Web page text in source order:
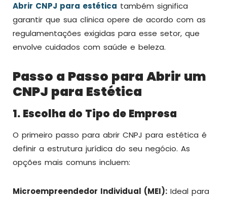
Abrir CNPJ para estética também significa
garantir que sua clínica opere de acordo com as
regulamentações exigidas para esse setor, que
envolve cuidados com saúde e beleza.
Passo a Passo para Abrir um
CNPJ para Estética
1. Escolha do Tipo de Empresa
O primeiro passo para abrir CNPJ para estética é
definir a estrutura jurídica do seu negócio. As
opções mais comuns incluem:
Microempreendedor Individual (MEI): Ideal para